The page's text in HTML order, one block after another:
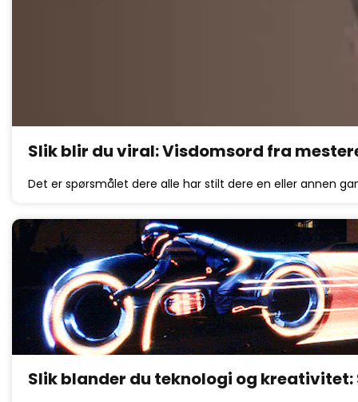
Slik blir du viral: Visdomsord fra
Det er spørsmålet dere alle har stilt dere en eller annen
Slik blander du teknologi og